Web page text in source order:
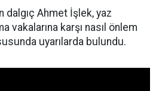
Ahmet İşlek, yaz
vakalarına karşı nasıl önlem
uyarılarda bulundu.